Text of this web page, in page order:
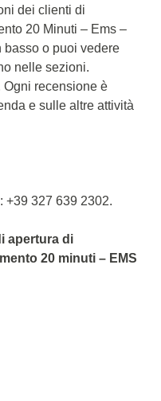
dei clienti di
20 Minuti – Ems –
basso o puoi vedere
nelle sezioni.
recensione è
e sulle altre attività
+39 327 639 2302.
apertura di
20 minuti – EMS